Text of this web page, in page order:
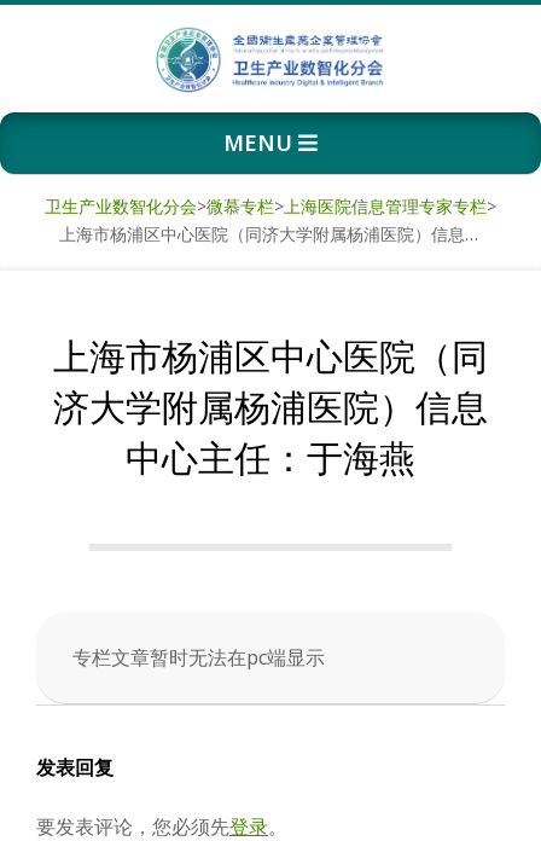
卫
生
产
数
智
Primary
Navigation
MENU
卫生产业数智化分会>微慕专栏>上海医院信息管理专家专栏>
上海市杨浦区中心医院（同济大学附属杨浦医院）信息中心主任：于海燕
上海市杨浦区中心医院（同
济大学附属杨浦医院）信息
中心主任：于海燕
专栏文章暂时无法在pc端显示
2026-
10
发表回复
要发表评论，您必须先登录。